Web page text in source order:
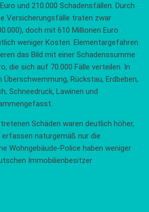
und 210.000 Schadensfällen. Durch
Versicherungsfälle traten zwar
doch mit 610 Millionen Euro
weniger Kosten. Elementargefahren
das Bild mit einer Schadenssumme
die sich auf 70.000 Fälle verteilen. In
Überschwemmung, Rückstau, Erdbeben,
Schneedruck, Lawinen und
Schäden waren deutlich höher,
naturgemäß nur die
Wohngebäude-Police haben weniger
Immobilienbesitzer